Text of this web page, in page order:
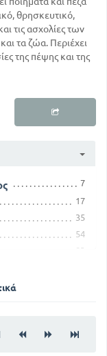
θρησκευτικό,
τις ασχολίες των
τα ζώα. Περιέχει
της πέψης και της
7
17
35
54
83
192